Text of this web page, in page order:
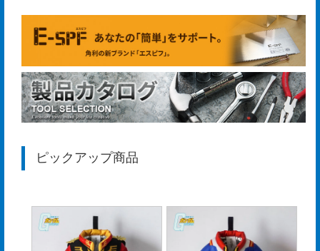
セ
ス
マ
ッ
プ
念
沿
ピックアップ商品